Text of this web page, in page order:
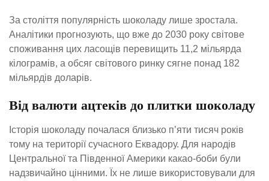
За століття популярність шоколаду лише зростала.
Аналітики прогнозують, що вже до 2030 року світове
споживання цих ласощів перевищить 11,2 мільярда
кілограмів, а обсяг світового ринку сягне понад 182
мільярдів доларів.
Від валюти ацтеків до плитки шоколаду
Історія шоколаду почалася близько п’яти тисяч років
тому на території сучасного Еквадору. Для народів
Центральної та Південної Америки какао-боби були
надзвичайно цінними. Їх не лише використовували для